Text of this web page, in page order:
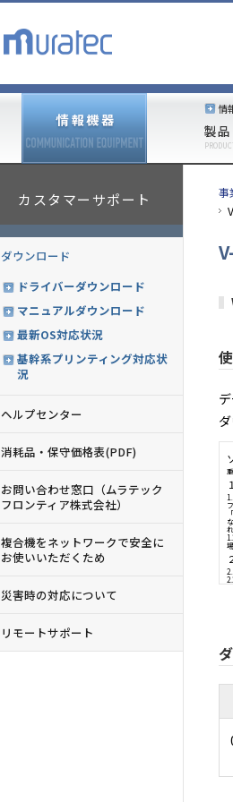
製
情
カスタマーサポート
ダウンロード
ドライバーダウンロード
マニュアルダウンロード
最新OS対応状況
基幹系プリンティング対応状
況
ヘルプセンター
消耗品・保守価格表(PDF)
お問い合わせ窓口（ムラテック
フロンティア株式会社）
複合機をネットワークで安全に
お使いいただくため
災害時の対応について
リモートサポート
事